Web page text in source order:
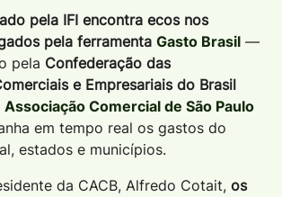
pela IFI encontra ecos nos
pela ferramenta Gasto Brasil —
pela Confederação das
e Empresariais do Brasil
Associação Comercial de São Paulo
em tempo real os gastos do
estados e municípios.
da CACB, Alfredo Cotait, os